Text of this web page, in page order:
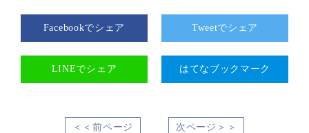
Facebookでシェア Tweetでシェア
LINEでシェア はてなブックマーク
＜＜前ページ 次ページ＞＞